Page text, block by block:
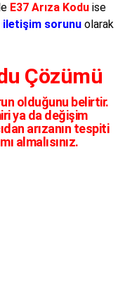
E37 Arıza Kodu ise
sorunu olarak
Çözümü
olduğunu belirtir.
ya da değişim
arızanın tespiti
almalısınız.